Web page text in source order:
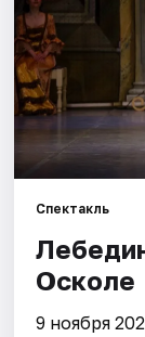
Площадки
Артисты
Рейтинги
Спектакль
Осколе
9 ноября